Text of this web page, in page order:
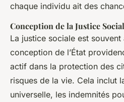
chaque individu ait des
Conception de la Justice
La justice sociale est souvent
conception de l’État
actif dans la protection des
risques de la vie. Cela inclut
universelle, les indemnités